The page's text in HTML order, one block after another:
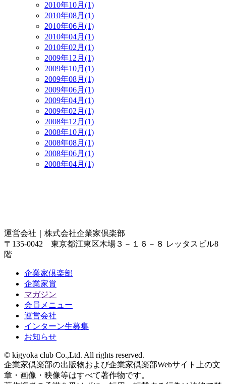
2010年10月(1)
2010年08月(1)
2010年06月(1)
2010年04月(1)
2010年02月(1)
2009年12月(1)
2009年10月(1)
2009年08月(1)
2009年06月(1)
2009年04月(1)
2009年02月(1)
2008年12月(1)
2008年10月(1)
2008年08月(1)
2008年06月(1)
2008年04月(1)
運営会社｜ 株式会社企業家倶楽部
〒135-0042 東京都江東区木場３－１６－８ レッタスビル8
階
企業家倶楽部
企業家賞
マガジン
会員メニュー
運営会社
インターン生募集
お知らせ
© kigyoka club Co.,Ltd. All rights reserved.
企業家倶楽部の出版物および企業家倶楽部Webサイト上の文
章・画像・映像等はすべて著作物です。